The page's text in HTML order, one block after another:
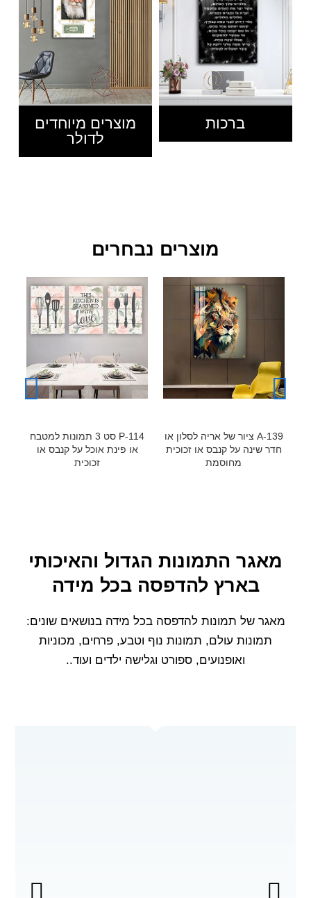
ברכות
מוצרים מיוחדים
לדולר
מוצרים נבחרים
A-139 ציור של אריה לסלון או
חדר שינה על קנבס או זכוכית
מחוסמת
P-114 סט 3 תמונות למטבח
או פינת אוכל על קנבס או
זכוכית
מאגר התמונות הגדול והאיכותי
בארץ להדפסה בכל מידה
מאגר של תמונות להדפסה בכל מידה בנושאים שונים:
תמונות עולם, תמונות נוף וטבע, פרחים, מכוניות
ואופנועים, ספורט וגלישה ילדים ועוד..